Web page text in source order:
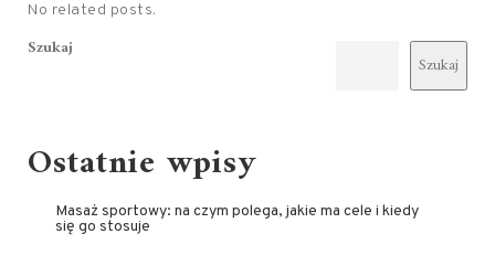
No related posts.
Szukaj
Szukaj
Ostatnie wpisy
Masaż sportowy: na czym polega, jakie ma cele i kiedy
się go stosuje